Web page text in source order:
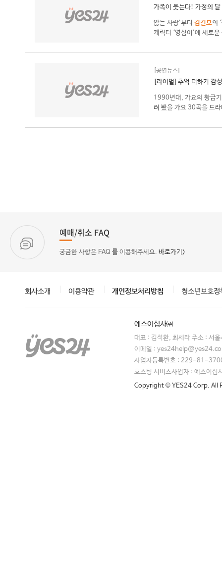
가족이 웃는다! 가정의
않는 사랑’부터 김건모의
캐릭터 ‘영심이’에 새로
[공연뉴스]
[라이벌] 추억 더하기 감
1990년대, 가요의 황금
려 봤을 가요 30곡을 드
예매/취소 FAQ
궁금한 사항은 FAQ 를 이용해주세요. 바로가기>
회사소개 이용약관 개인정보처리방침 청소년보호정
예스이십사㈜
대표 : 김석환, 최세라 주소 : 서
이메일 :
사업자등록번호 : 229-81-
호스팅 서비스사업자 : 예스이십
Copyright © YES24 Corp. All